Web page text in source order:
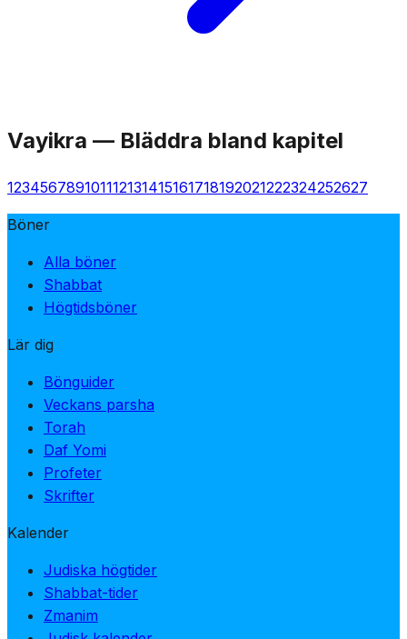
Vayikra — Bläddra bland kapitel
123456789101112131415161718192021222324252627
Böner
Alla böner
Shabbat
Högtidsböner
Lär dig
Bönguider
Veckans parsha
Torah
Daf Yomi
Profeter
Skrifter
Kalender
Judiska högtider
Shabbat-tider
Zmanim